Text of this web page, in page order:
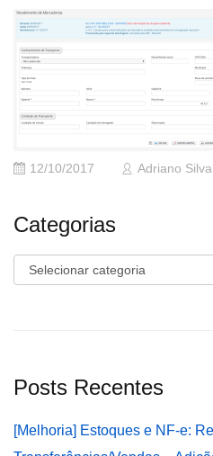
12/10/2017 Adriano Silva
Categorias
Categorias
Posts Recentes
[Melhoria] Estoques e NF-e: